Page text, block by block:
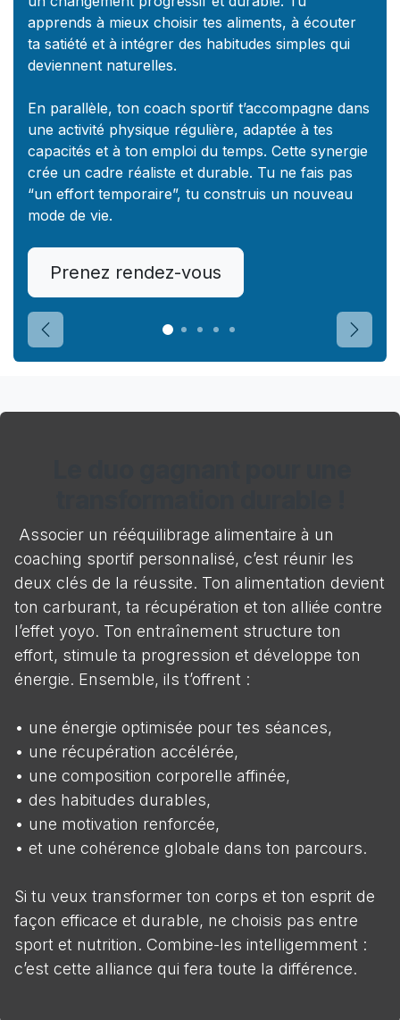
apprends à mieux choisir tes aliments, à écouter
ta satiété et à intégrer des habitudes simples qui
deviennent naturelles.
En parallèle, ton coach sportif t’accompagne dans
une activité physique régulière, adaptée à tes
capacités et à ton emploi du temps. Cette synergie
crée un cadre réaliste et durable. Tu ne fais pas
“un effort temporaire”, tu construis un nouveau
mode de vie.
Prenez rendez-vous
Précédent
Associer un rééquilibrage alimentaire à un
coaching sportif personnalisé, c’est réunir les
deux clés de la réussite. Ton alimentation devient
ton carburant, ta récupération et ton alliée contre
l’effet yoyo. Ton entraînement structure ton
effort, stimule ta progression et développe ton
énergie. Ensemble, ils t’offrent :
• une énergie optimisée pour tes séances,
• une récupération accélérée,
• une composition corporelle affinée,
• des habitudes durables,
• une motivation renforcée,
• et une cohérence globale dans ton parcours.
Si tu veux transformer ton corps et ton esprit de
façon efficace et durable, ne choisis pas entre
sport et nutrition. Combine-les intelligemment :
c’est cette alliance qui fera toute la différence.